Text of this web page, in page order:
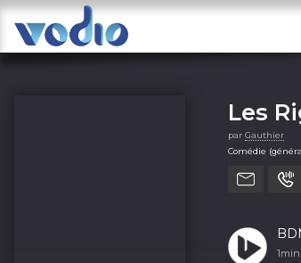
Les
par Gauthier
Comédie